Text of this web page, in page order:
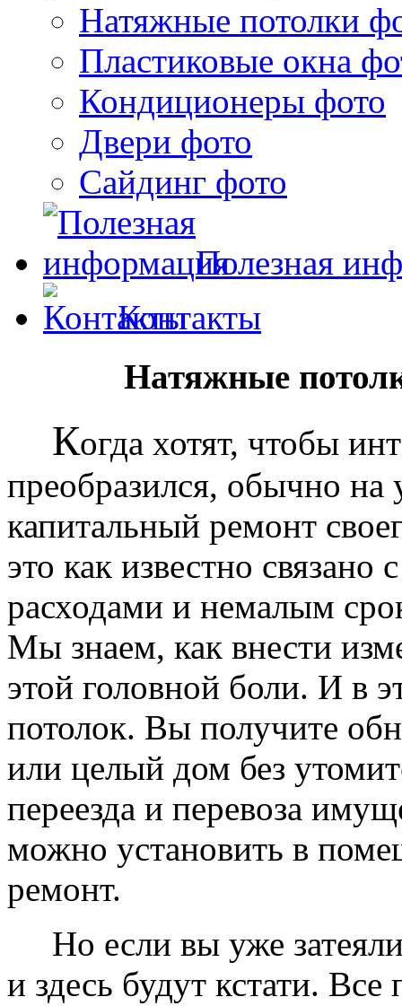
Натяжные потолки
Пластиковые окна
Кондиционеры фото
Двери фото
Сайдинг фото
Полезная
Контакты
Натяжные
Когда хотят, чтобы
преобразился, обычно на
капитальный ремонт
это как известно
расходами и немалым
Мы знаем, как внести
этой головной боли. И в
потолок. Вы получите
или целый дом без
переезда и перевоза
можно установить в
ремонт.
Но если вы уже
и здесь будут кстати.